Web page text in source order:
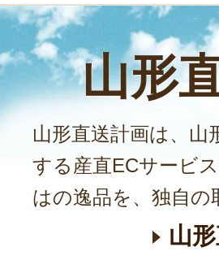
山形
山形直送計画は、
する産直ECサービ
はの逸品を、独自
山